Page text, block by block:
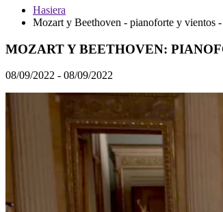
Hasiera
Mozart y Beethoven - pianoforte y vientos
MOZART Y BEETHOVEN:
08/09/2022 - 08/09/2022